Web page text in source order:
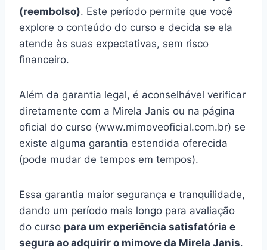
(reembolso). Este período permite que você
explore o conteúdo do curso e decida se ela
atende às suas expectativas, sem risco
financeiro.
Além da garantia legal, é aconselhável verificar
diretamente com a Mirela Janis ou na página
oficial do curso (www.mimoveoficial.com.br) se
existe alguma garantia estendida oferecida
(pode mudar de tempos em tempos).
Essa garantia maior segurança e tranquilidade,
dando um período mais longo para avaliação
do curso para um experiência satisfatória e
segura ao adquirir o mimove da Mirela Janis.